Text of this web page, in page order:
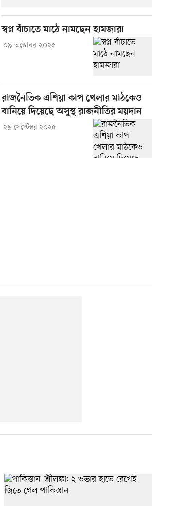
স্বপ্ন বাঁচাতে মাঠে নামছেন হামজারা
০৯ অক্টোবর ২০২৫
রাজনৈতিক এশিয়া কাপ খেলার মাঠকেও
বানিয়ে দিয়েছে অসুস্থ রাজনীতির ময়দান
২৯ সেপ্টেম্বর ২০২৫